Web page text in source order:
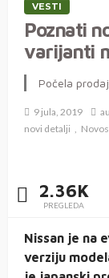
VESTI
Poznati
varijanti
Počela
9 jula, 2019
novi detalji
2.36K
PREGLEDA
Nissan je na
verziju